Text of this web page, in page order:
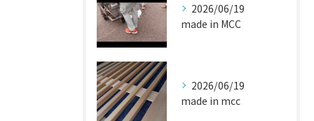
2026/06/19
made in MCC
2026/06/19
made in mcc